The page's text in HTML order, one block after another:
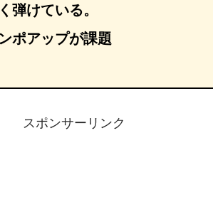
弾けている。
ポアップが課題
スポンサーリンク